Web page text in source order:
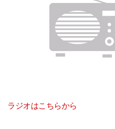
ラジオはこちらから